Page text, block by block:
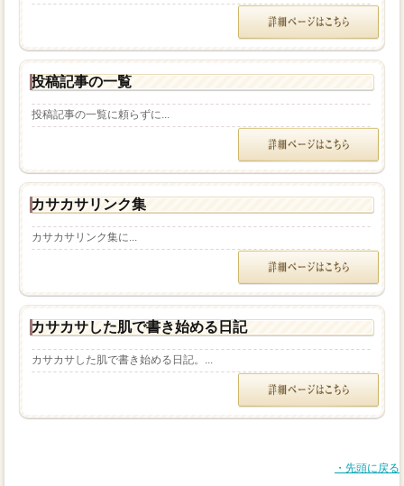
投稿記事の一覧
投稿記事の一覧に頼らずに...
カサカサリンク集
カサカサリンク集に...
カサカサした肌で書き始める日記
カサカサした肌で書き始める日記。...
・先頭に戻る